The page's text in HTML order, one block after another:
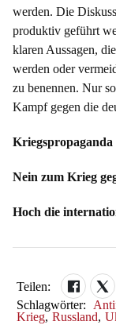
werden. Die
produktiv geführt
klaren Aussagen,
werden oder
zu benennen. Nur
Kampf gegen die
Nein zum Krieg
Hoch die
Teilen:
Schlagwörter:
Krieg, Russland,